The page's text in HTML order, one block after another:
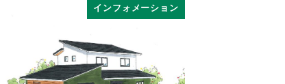
インフォメーション